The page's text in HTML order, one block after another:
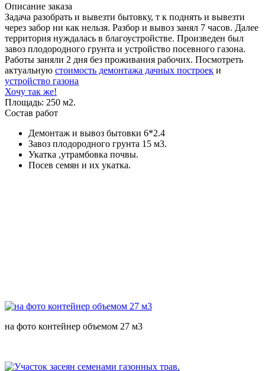
Описание заказа
Задача разобрать и вывезти бытовку, т к поднять и вывезти
через забор ни как нельзя. Разбор и вывоз занял 7 часов. Далее
территория нуждалась в благоустройстве. Произведен был
завоз плодородного грунта и устройство посевного газона.
Работы заняли 2 дня без проживания рабочих. Посмотреть
актуальную стоимость демонтажа дачных построек и
устройство газона
Хочу так же!
Площадь: 250 м2.
Состав работ
Демонтаж и вывоз бытовки 6*2.4
Завоз плодородного грунта 15 м3.
Укатка ,утрамбовка почвы.
Посев семян и их укатка.
на фото контейнер объемом 27 м3